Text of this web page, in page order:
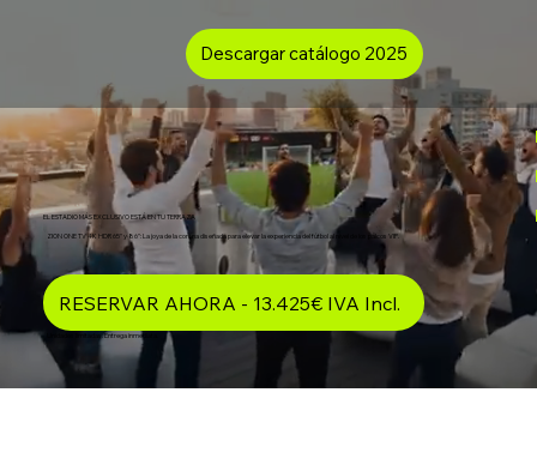
Descargar catálogo 2025
EL ESTADIO MÁS EXCLUSIVO ESTÁ EN TU TERRAZA
ZION ONE TV 4K HDR 65" y 86": La joya de la corona diseñada para elevar la experiencia del fútbol al nivel de los palcos VIP.
RESERVAR AHORA - 13.425€ IVA Incl.
Unidades limitadas. Entrega inmediata.